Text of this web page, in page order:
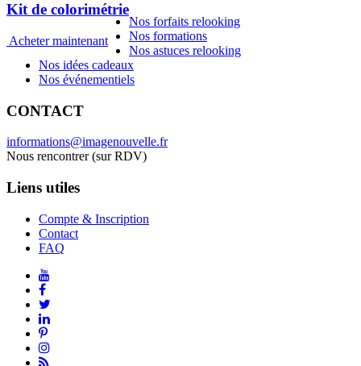
Kit de colorimétrie
Acheter maintenant
Nos forfaits relooking
Nos formations
Nos astuces relooking
Nos idées cadeaux
Nos événementiels
CONTACT
informations@imagenouvelle.fr
Nous rencontrer (sur RDV)
Liens utiles
Compte & Inscription
Contact
FAQ